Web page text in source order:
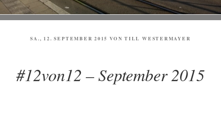
VERÖFFENTLICHT
SA., 12. SEPTEMBER 2015 VONTILL WESTERMAYER
#12von12 – September 2015